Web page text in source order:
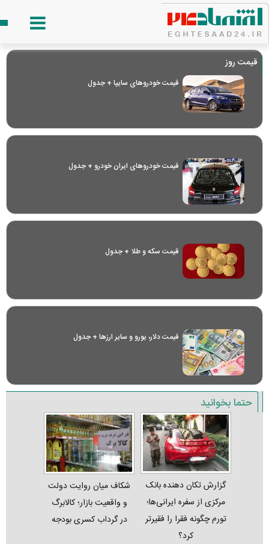
قیمت روز
قیمت خودرو‌های سایپا + جدول
قیمت خودرو‌های ایران خودرو + جدول
قیمت سکه و طلا + جدول
قیمت دلار، یورو و سایر ارز‌ها + جدول
حتما بخوانید
گزارش تکان‌ دهنده بانک
مرکزی از سفره ایرانی‌ها؛
تورم چگونه فقرا را فقیرتر
کرد؟
شکاف میان روایت دولت
و واقعیت بازار؛ کالابرگ
در گرداب کسری بودجه